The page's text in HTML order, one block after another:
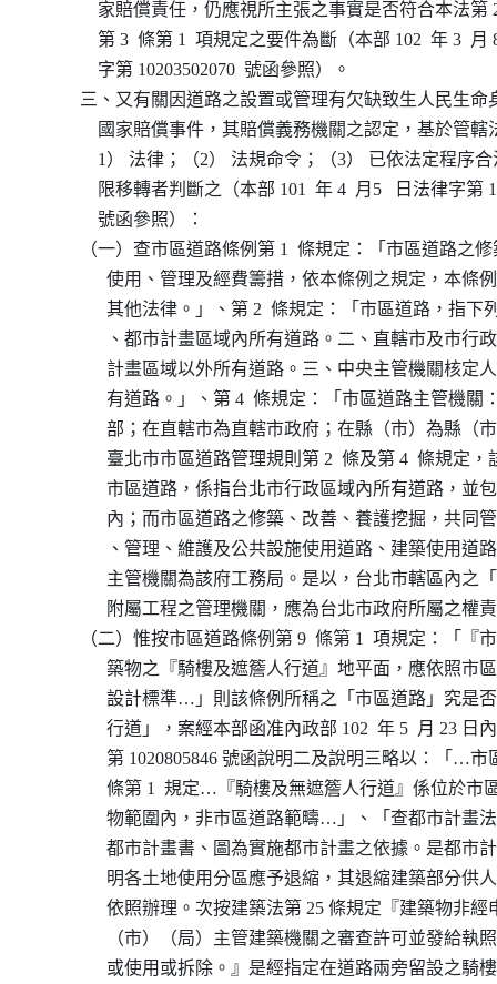
家賠償責任，仍應視所主張之事實是否符合本法第
第 3  條第 1  項規定之要件為斷（本部 102  年 3  月
              字第 10203502070  號函參照）。
三、又有關因道路之設置或管理有欠缺致生人民生
國家賠償事件，其賠償義務機關之認定，基於管
1） 法律；（2） 法規命令；（3） 已依法定程序
限移轉者判斷之（本部 101  年 4  月5   日法律字
              號函參照）：
（一）查市區道路條例第 1  條規定：「市區道路之
使用、管理及經費籌措，依本條例之規定，本
其他法律。」、第 2  條規定：「市區道路，指
、都市計畫區域內所有道路。二、直轄市及市
計畫區域以外所有道路。三、中央主管機關核
有道路。」、第 4  條規定：「市區道路主管機
部；在直轄市為直轄市政府；在縣（市）為縣
臺北市市區道路管理規則第 2  條及第 4  條規定
市區道路，係指台北市行政區域內所有道路，
內；而市區道路之修築、改善、養護挖掘，共
、管理、維護及公共設施使用道路、建築使用
主管機關為該府工務局。是以，台北市轄區內
附屬工程之管理機關，應為台北市政府所屬之權
（二）惟按市區道路條例第 9  條第 1  項規定：「
築物之『騎樓及遮簷人行道』地平面，應依照
設計標準…」則該條例所稱之「市區道路」究
行道」，案經本部函准內政部 102  年 5  月 23
第 1020805846 號函說明二及說明三略以：「…
條第 1  規定…『騎樓及無遮簷人行道』係位於
物範圍內，非市區道路範疇…」、「查都市計畫
都市計畫書、圖為實施都市計畫之依據。是都
明各土地使用分區應予退縮，其退縮建築部分
依照辦理。次按建築法第 25 條規定『建築物非
（市）（局）主管建築機關之審查許可並發給
或使用或拆除。』是經指定在道路兩旁留設之